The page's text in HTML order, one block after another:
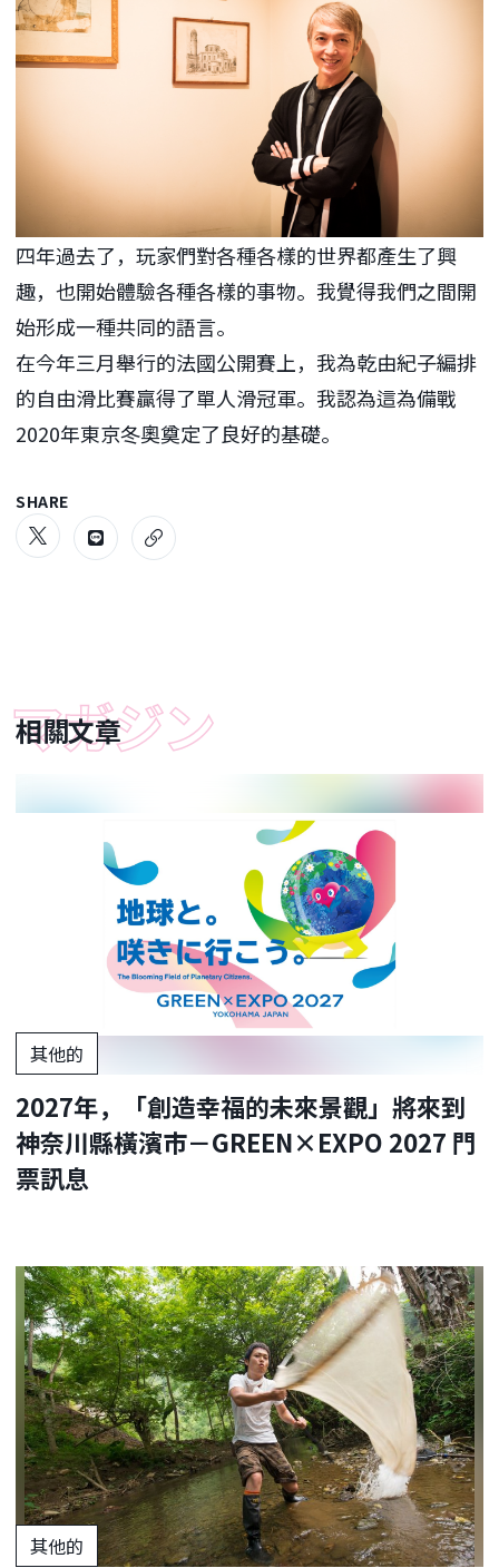
四年過去了，玩家們對各種各樣的世界都產生了興
趣，也開始體驗各種各樣的事物。我覺得我們之間開
始形成一種共同的語言。
在今年三月舉行的法國公開賽上，我為乾由紀子編排
的自由滑比賽贏得了單人滑冠軍。我認為這為備戰
2020年東京冬奧奠定了良好的基礎。
SHARE
相關文章
其他的
2027年，「創造幸福的未來景觀」將來到
神奈川縣橫濱市－GREEN×EXPO 2027 門
票訊息
其他的